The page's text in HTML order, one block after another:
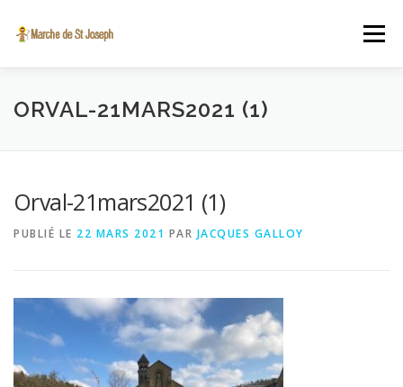
Menu
A PROPOS INSCRIPTION EN LIGNE
SINT-JOZEFSTOCHT.BE
ORVAL-21MARS2021 (1)
Orval-21mars2021 (1)
PUBLIÉ LE 22 MARS 2021 PAR JACQUES GALLOY